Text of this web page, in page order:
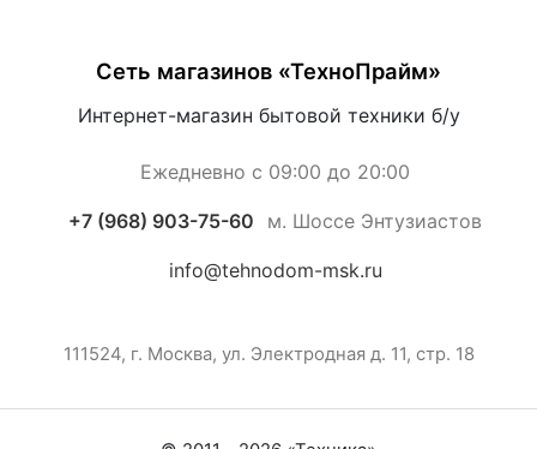
Сеть магазинов «ТехноПрайм»
Интернет-магазин бытовой техники б/у
Ежедневно с 09:00 до 20:00
+7 (968) 903-75-60 м. Шоссе Энтузиастов
info@tehnodom-msk.ru
111524, г. Москва, ул. Электродная д. 11, стр. 18